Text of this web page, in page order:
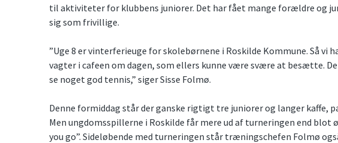
til aktiviteter for klubbens juniorer. Det har fået mange forældre og
sig som frivillige.
”Uge 8 er vinterferieuge for skolebørnene i Roskilde Kommune. Så vi
vagter i cafeen om dagen, som ellers kunne være svære at besætte.
se noget god tennis,” siger Sisse Folmø.
Denne formiddag står der ganske rigtigt tre juniorer og langer kaffe,
Men ungdomsspillerne i Roskilde får mere ud af turneringen end blot
you go”. Sideløbende med turneringen står træningschefen Folmø